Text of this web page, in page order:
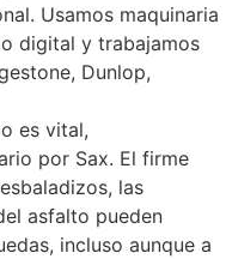
Usamos maquinaria
digital y trabajamos
Dunlop,
es vital,
por Sax. El firme
las
asfalto pueden
incluso aunque a